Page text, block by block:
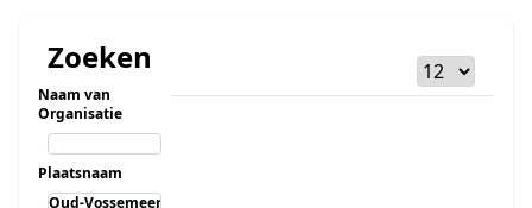
Zoeken
Naam van
Organisatie
Plaatsnaam